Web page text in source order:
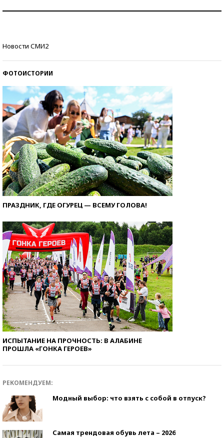
Новости СМИ2
ФОТОИСТОРИИ
ПРАЗДНИК, ГДЕ ОГУРЕЦ — ВСЕМУ ГОЛОВА!
ИСПЫТАНИЕ НА ПРОЧНОСТЬ: В АЛАБИНЕ
ПРОШЛА «ГОНКА ГЕРОЕВ»
РЕКОМЕНДУЕМ:
Модный выбор: что взять с собой в отпуск?
Самая трендовая обувь лета – 2026